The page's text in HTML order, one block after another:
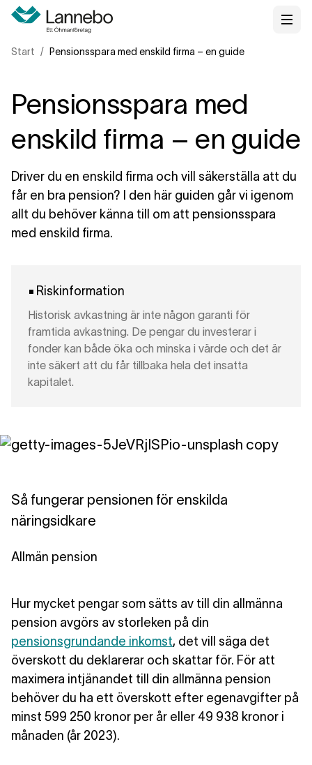
Start Pensionsspara med enskild firma – en guide
Pensionsspara med
enskild firma – en guide
Driver du en enskild firma och vill säkerställa att du
får en bra pension? I den här guiden går vi igenom
allt du behöver känna till om att pensionsspara
med enskild firma.
Riskinformation
Historisk avkastning är inte någon garanti för
framtida avkastning. De pengar du investerar i
fonder kan både öka och minska i värde och det är
inte säkert att du får tillbaka hela det insatta
kapitalet.
Så fungerar pensionen för enskilda
näringsidkare
Allmän pension
Hur mycket pengar som sätts av till din allmänna
pension avgörs av storleken på din
pensionsgrundande inkomst, det vill säga det
överskott du deklarerar och skattar för. För att
maximera intjänandet till din allmänna pension
behöver du ha ett överskott efter egenavgifter på
minst 599 250 kronor per år eller 49 938 kronor i
månaden (år 2023).